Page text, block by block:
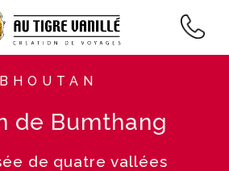
BHOUTAN
de Bumthang
de quatre vallées